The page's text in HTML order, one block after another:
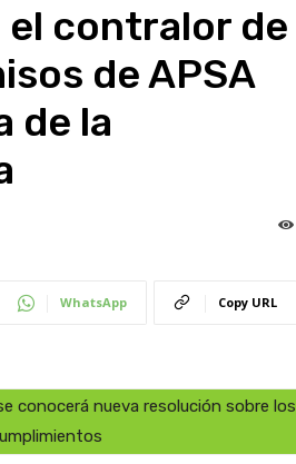
el contralor de
de APSA
de la
WhatsApp Copy URL
conocerá nueva resolución sobre los